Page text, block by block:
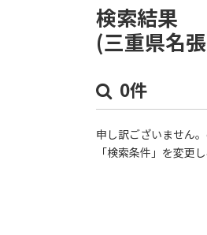
検索結果
(三重県名
0件
申し訳ございません
「検索条件」を変更